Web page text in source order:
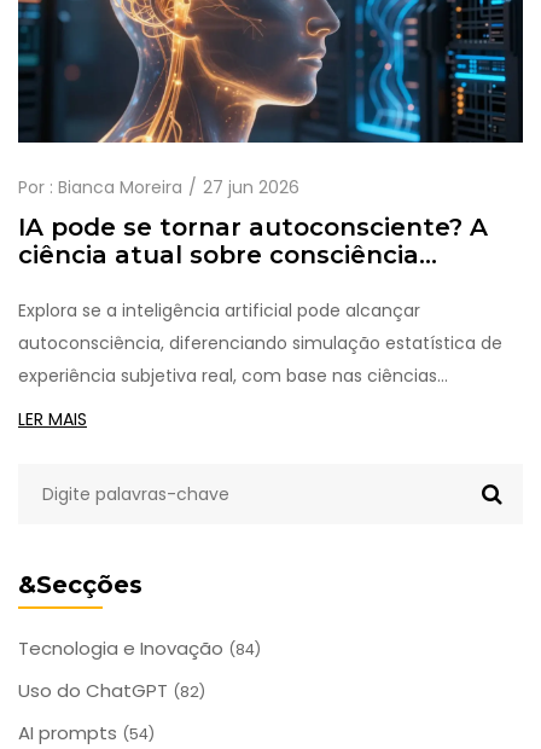
&Secções
Tecnologia e Inovação (84)
Uso do ChatGPT (82)
AI prompts (54)
Por : Bianca Moreira 27 jun 2026
IA pode se tornar autoconsciente? A
ciência atual sobre consciência
Explora se a inteligência artificial pode alcançar
autoconsciência, diferenciando simulação estatística de
experiência subjetiva real, com base nas ciências
cognitivas atuais.
LER MAIS